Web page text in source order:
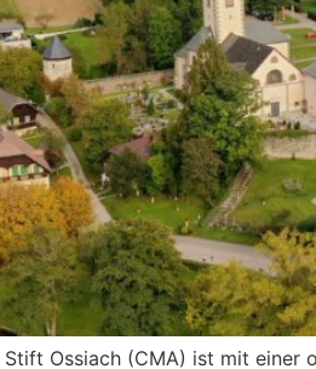
Ossiach (CMA) ist mit